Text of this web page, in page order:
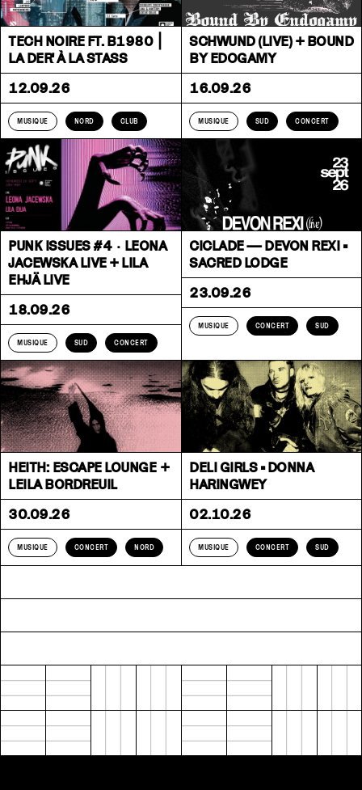
TECH NOIRE FT. B1980 ⎮
LA DER' À LA STASS
12.09.26
MUSIQUE NORD CLUB
SCHWUND (LIVE) + BOUND
BY EDOGAMY
16.09.26
MUSIQUE SUD CONCERT
PUNK ISSUES #4 · LEONA
JACEWSKA LIVE + LILA
EHJÄ LIVE
18.09.26
MUSIQUE SUD CONCERT
CICLADE — DEVON REXI •
SACRED LODGE
23.09.26
MUSIQUE CONCERT SUD
HEITH: ESCAPE LOUNGE +
LEILA BORDREUIL
30.09.26
MUSIQUE CONCERT NORD
DELI GIRLS • DONNA
HARINGWEY
02.10.26
MUSIQUE CONCERT SUD